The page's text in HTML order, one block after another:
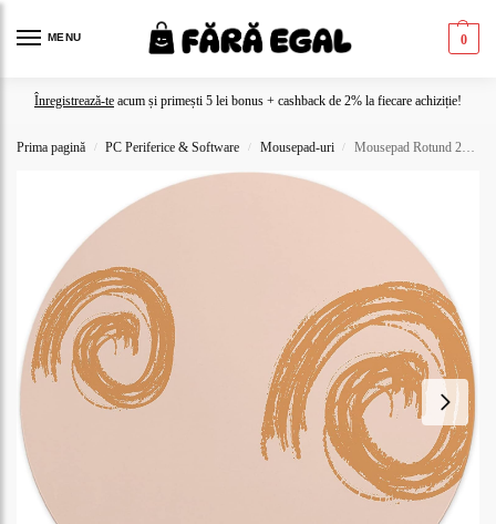
MENU 0
Înregistrează-te acum și primești 5 lei bonus + cashback de 2% la fiecare achiziție!
Prima pagină / PC Periferice & Software / Mousepad-uri / Mousepad Rotund 22 cm – Minimalism Artistic cu Spirale Ocru